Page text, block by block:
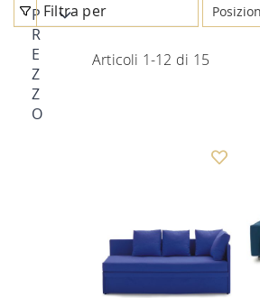
Articoli 1-12 di 15
Filtra per
P
R
E
Z
Z
O